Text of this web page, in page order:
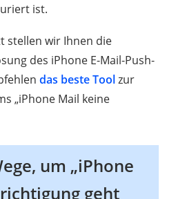
ist.
stellen wir Ihnen die
des iPhone E-Mail-Push-
das beste Toolzur
„iPhone Mail keine
um „iPhone
geht